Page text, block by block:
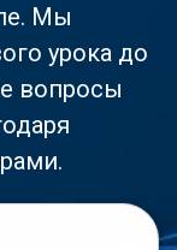
Мы
урока до
вопросы